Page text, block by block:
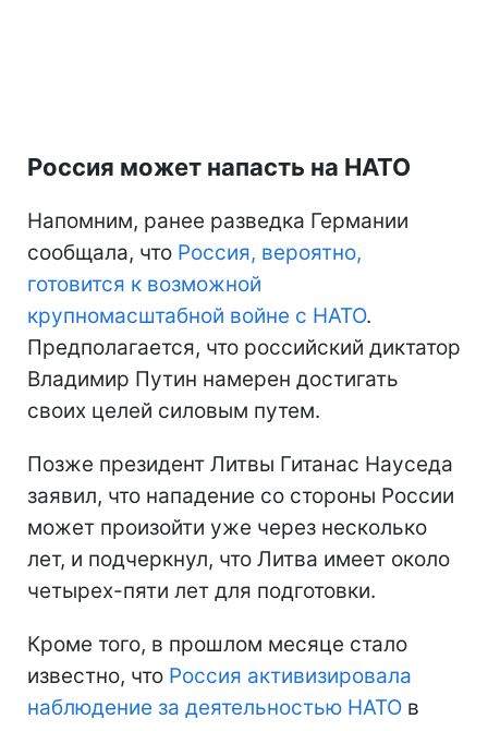
Россия может напасть на НАТО
Напомним, ранее разведка Германии
сообщала, что Россия, вероятно,
готовится к возможной
крупномасштабной войне с НАТО.
Предполагается, что российский диктатор
Владимир Путин намерен достигать
своих целей силовым путем.
Позже президент Литвы Гитанас Науседа
заявил, что нападение со стороны России
может произойти уже через несколько
лет, и подчеркнул, что Литва имеет около
четырех-пяти лет для подготовки.
Кроме того, в прошлом месяце стало
известно, что Россия активизировала
наблюдение за деятельностью НАТО в